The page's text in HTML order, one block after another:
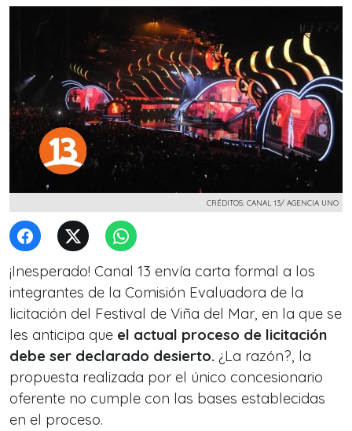
CRÉDITOS: CANAL 13/ AGENCIA UNO
¡Inesperado! Canal 13 envía carta formal a los
integrantes de la Comisión Evaluadora de la
licitación del Festival de Viña del Mar, en la que se
les anticipa que el actual proceso de licitación
debe ser declarado desierto. ¿La razón?, la
propuesta realizada por el único concesionario
oferente no cumple con las bases establecidas
en el proceso.